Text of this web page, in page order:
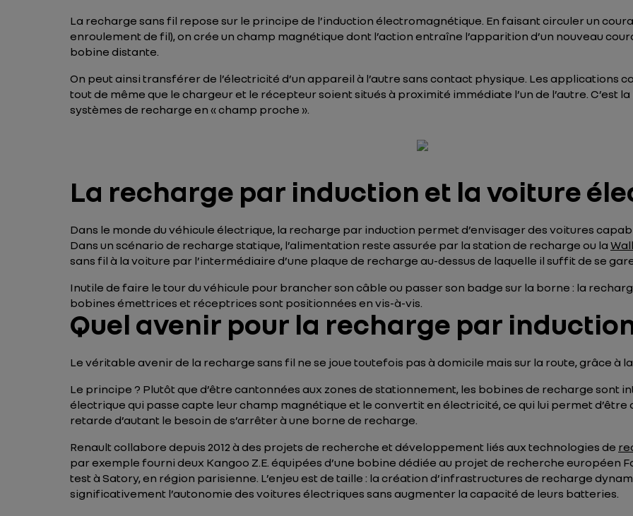
La recharge sans fil repose sur le principe de l’induction électromagnétique. En faisant circuler un
enroulement de fil), on crée un champ magnétique dont l’action entraîne l’apparition d’un nouveau
bobine distante.
On peut ainsi transférer de l’électricité d’un appareil à l’autre sans contact physique. Les applications
tout de même que le chargeur et le récepteur soient situés à proximité immédiate l’un de l’autre. C’est
systèmes de recharge en « champ proche ».
La recharge par induction et la voiture
Dans le monde du véhicule électrique, la recharge par induction permet d’envisager des voitures
Dans un scénario de recharge statique, l’alimentation reste assurée par la station de recharge ou la
sans fil à la voiture par l’intermédiaire d’une plaque de recharge au-dessus de laquelle il suffit de se
Inutile de faire le tour du véhicule pour brancher son câble ou passer son badge sur la borne : la
bobines émettrices et réceptrices sont positionnées en vis-à-vis.
Quel avenir pour la recharge par
Le véritable avenir de la recharge sans fil ne se joue toutefois pas à domicile mais sur la route, grâce à
Le principe ? Plutôt que d’être cantonnées aux zones de stationnement, les bobines de recharge sont
électrique qui passe capte leur champ magnétique et le convertit en électricité, ce qui lui permet
retarde d’autant le besoin de s’arrêter à une borne de recharge.
Renault collabore depuis 2012 à des projets de recherche et développement liés aux technologies de
par exemple fourni deux Kangoo Z.E. équipées d’une bobine dédiée au projet de recherche européen
test à Satory, en région parisienne. L’enjeu est de taille : la création d’infrastructures de recharge
significativement l’autonomie des voitures électriques sans augmenter la capacité de leurs batteries.